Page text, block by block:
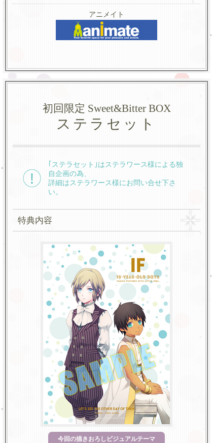
アニメイト
初回限定 Sweet&Bitter BOX
ステラセット
｢ステラセット｣はステラワース様による独
自企画の為、
詳細はステラワース様にお問い合せ下さ
い。
特典内容
今回の描きおろしビジュアルテーマ